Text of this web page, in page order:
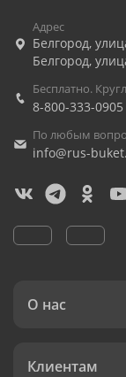
Адрес
Белгород,
Белгород,
Бесплатно.
8-800-333-0905
По любым
info@rus-
О нас
Клиентам